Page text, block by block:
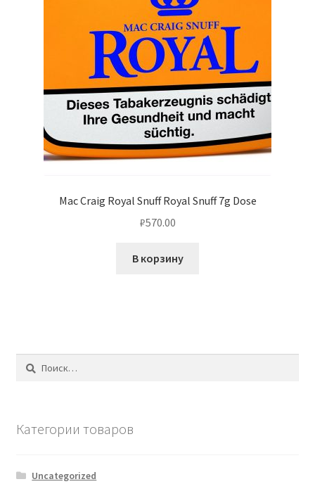
Mac Craig Royal Snuff Royal Snuff 7g Dose
₽570.00
В корзину
Найти:
Категории товаров
Uncategorized